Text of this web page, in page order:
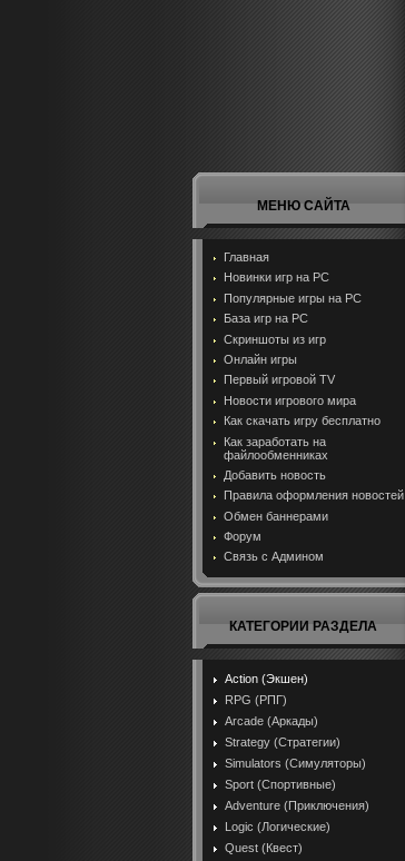
МЕНЮ САЙТА
Главная
Новинки игр на PC
Популярные игры на PC
База игр на РС
Скриншоты из игр
Онлайн игры
Первый игровой TV
Новости игрового мира
Как скачать игру бесплатно
Как заработать на
файлообменниках
Добавить новость
Правила оформления новостей
Обмен баннерами
Форум
Связь с Админом
КАТЕГОРИИ РАЗДЕЛА
Action (Экшен)
RPG (РПГ)
Arcade (Аркады)
Strategy (Стратегии)
Simulators (Симуляторы)
Sport (Спортивные)
Adventure (Приключения)
Logic (Логические)
Quest (Квест)